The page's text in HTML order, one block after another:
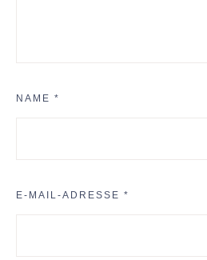
NAME *
E-MAIL-ADRESSE *